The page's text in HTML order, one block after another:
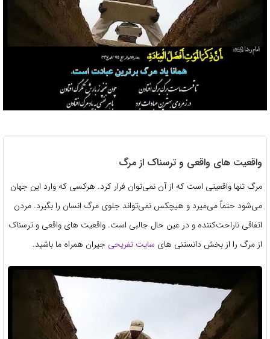
واقعیت های واقعی و ترسناک از مرگ
مرگ تنها واقعیتی است که از آن نمی‌توان فرار کرد. هرکسی که وارد این جهان
می‌شود حتماً می‌میرد و هیچکس نمی‌تواند جلوی مرگ انسان را بگیرد. مردن
اتفاقی ناراحت‌کننده و در عین حال جالبی است. واقعیت های واقعی و ترسناک
از مرگ را از بخش دانستنی های سایت تفریحی جیران همراه ما باشید.